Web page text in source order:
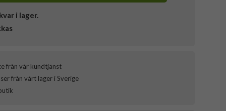
i lager.
från vår kundtjänst
från vårt lager i Sverige